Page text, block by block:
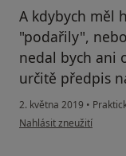
A kdybych měl
"podařily",
nedal bych ani
určitě předpis
2. května 2019 •
podle názoru uživatele
Nahlásit zneužití